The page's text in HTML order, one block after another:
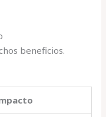
beneficios.